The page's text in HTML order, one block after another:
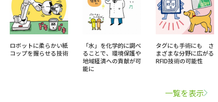
ロボットに柔らかい紙
コップを握らせる技術
「水」を化学的に調べ
ることで、環境保護や
地域経済への貢献が可
能に
タグにも手術にも さ
まざまな分野に広がる
RFID技術の可能性
一覧を表示